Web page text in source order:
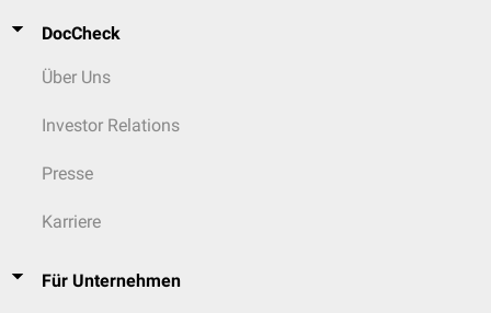
DocCheck
Über Uns
Investor Relations
Presse
Karriere
Für Unternehmen